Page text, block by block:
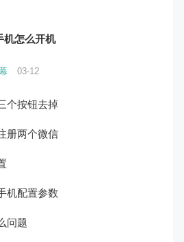
机怎么开机
03-12
个按钮去掉
册两个微信
机配置参数
问题